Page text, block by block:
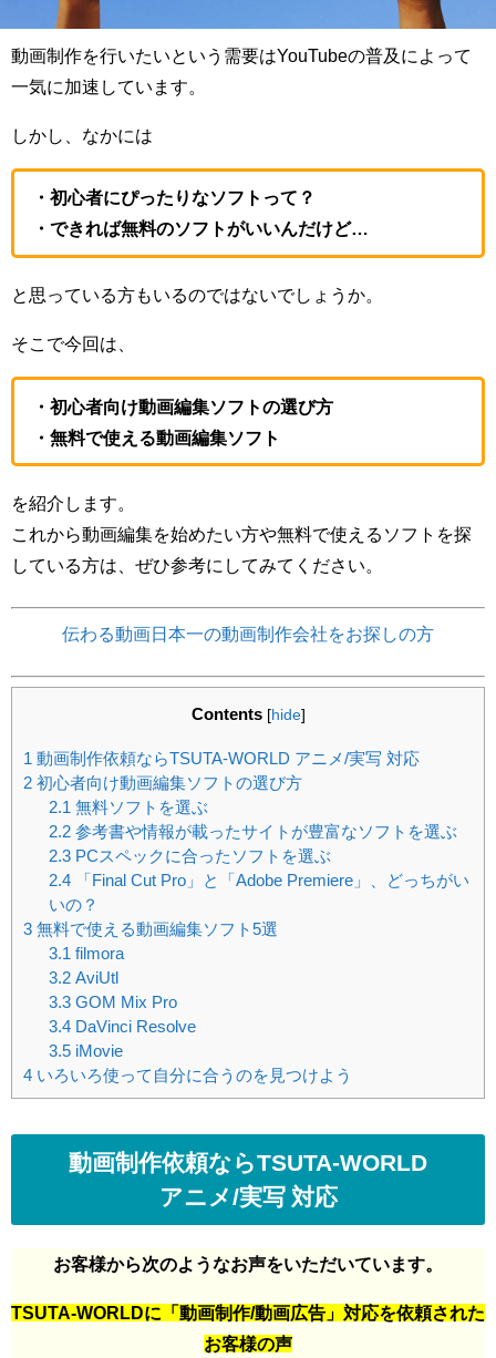
動画制作を行いたいという需要はYouTubeの普及によって
一気に加速しています。
しかし、なかには
・初心者にぴったりなソフトって？
・できれば無料のソフトがいいんだけど…
と思っている方もいるのではないでしょうか。
そこで今回は、
・初心者向け動画編集ソフトの選び方
・無料で使える動画編集ソフト
を紹介します。
これから動画編集を始めたい方や無料で使えるソフトを探
している方は、ぜひ参考にしてみてください。
伝わる動画日本一の動画制作会社をお探しの方
Contents [hide]
1 動画制作依頼ならTSUTA-WORLD アニメ/実写 対応
2 初心者向け動画編集ソフトの選び方
2.1 無料ソフトを選ぶ
2.2参考書や情報が載ったサイトが豊富なソフトを選ぶ
2.3PCスペックに合ったソフトを選ぶ
2.4「Final Cut Pro」と「Adobe Premiere」、どっちがい
いの？
3 無料で使える動画編集ソフト5選
3.1 filmora
3.2AviUtl
3.3GOM Mix Pro
3.4DaVinci Resolve
3.5iMovie
4 いろいろ使って自分に合うのを見つけよう
動画制作依頼ならTSUTA-WORLD
アニメ/実写 対応
お客様から次のようなお声をいただいています。
TSUTA-WORLDに「動画制作/動画広告」対応を依頼された
お客様の声